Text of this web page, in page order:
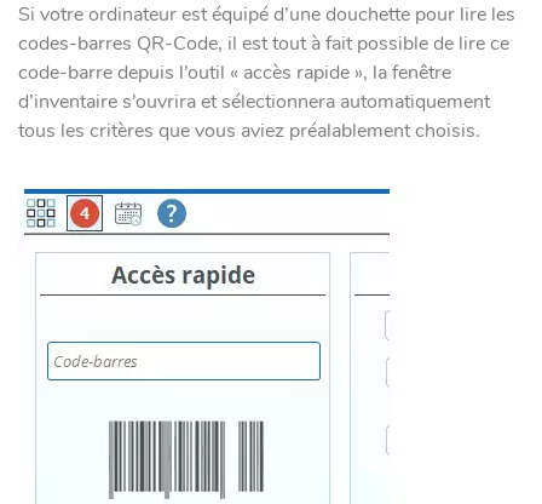
Si votre ordinateur est équipé d’une douchette pour lire les
codes-barres QR-Code, il est tout à fait possible de lire ce
code-barre depuis l’outil « accès rapide », la fenêtre
d’inventaire s’ouvrira et sélectionnera automatiquement
tous les critères que vous aviez préalablement choisis.